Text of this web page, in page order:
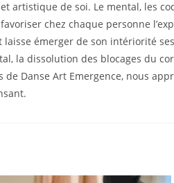
artistique de soi. Le mental, les
chez chaque personne
émerger de son intériorité
la dissolution des blocages du
de Danse Art Emergence, nous